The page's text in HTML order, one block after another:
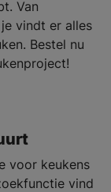
Van
vindt er alles
Bestel nu
voor keukens
vind